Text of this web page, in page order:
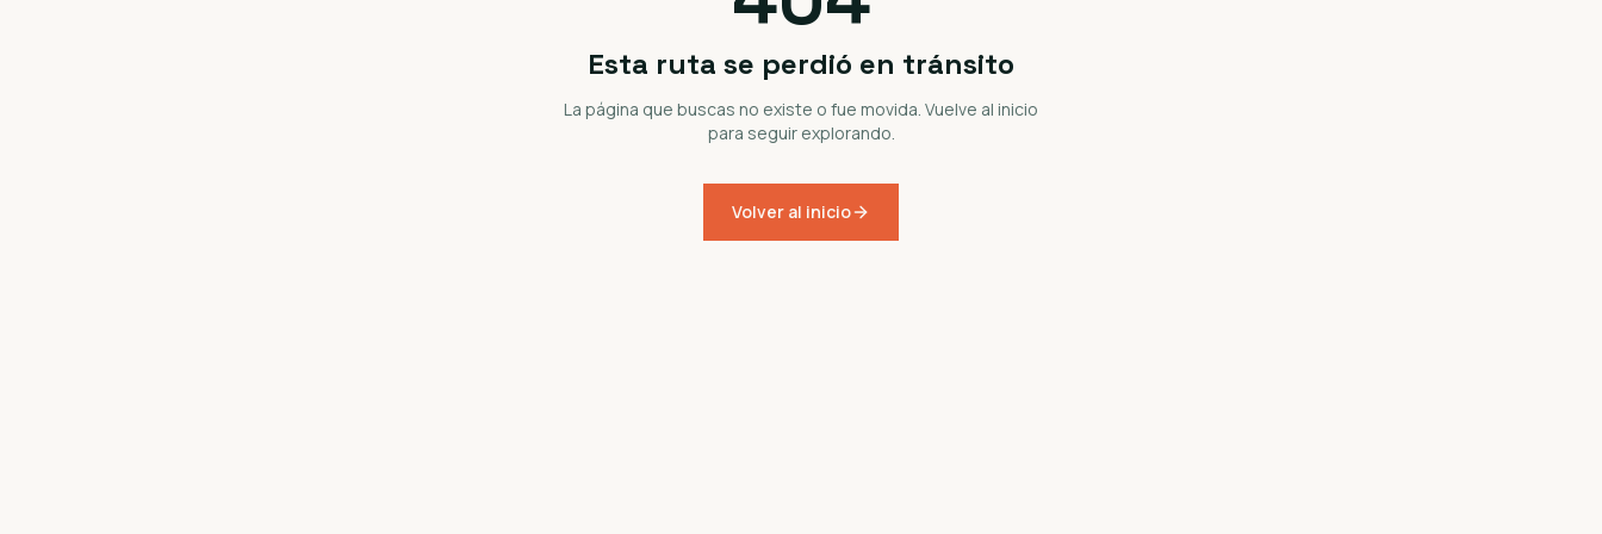
Esta ruta se perdió en tránsito
La página que buscas no existe o fue movida. Vuelve al inicio
para seguir explorando.
Volver al inicio